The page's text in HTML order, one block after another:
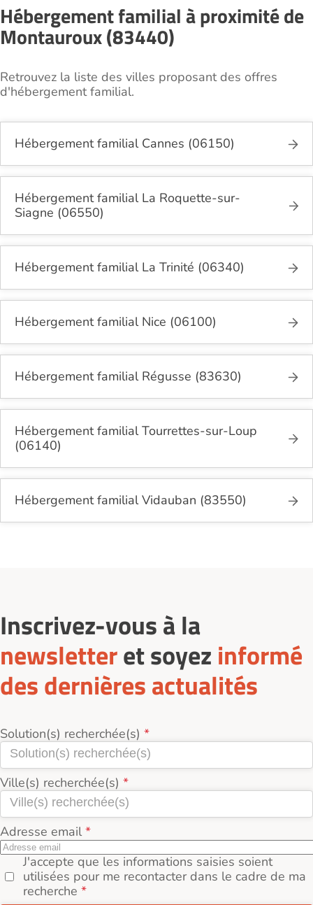
Hébergement familial à proximité de
Montauroux (83440)
Retrouvez la liste des villes proposant des offres
d'hébergement familial.
Hébergement familial Cannes (06150)
Hébergement familial La Roquette-sur-
Siagne (06550)
Hébergement familial La Trinité (06340)
Hébergement familial Nice (06100)
Hébergement familial Régusse (83630)
Hébergement familial Tourrettes-sur-Loup
(06140)
Hébergement familial Vidauban (83550)
Inscrivez-vous à la
newsletteret soyez informé
des dernières actualités
Solution(s) recherchée(s)
Ville(s) recherchée(s)
Adresse email
J'accepte que les informations saisies soient
utilisées pour me recontacter dans le cadre de ma
recherche